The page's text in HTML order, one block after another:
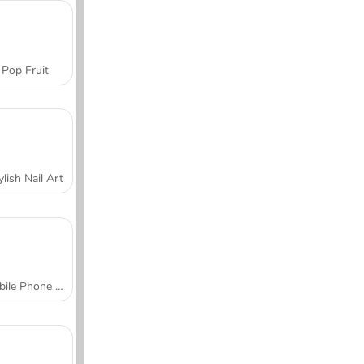
Pop Fruit
Nail Art
Mobile Phone Case Design & DIY